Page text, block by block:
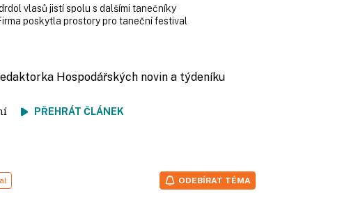
vlasů jistí spolu s dalšími tanečníky
poskytla prostory pro taneční festival
Hospodářských novin a týdeníku
PŘEHRÁT ČLÁNEK
ODEBÍRAT TÉMA